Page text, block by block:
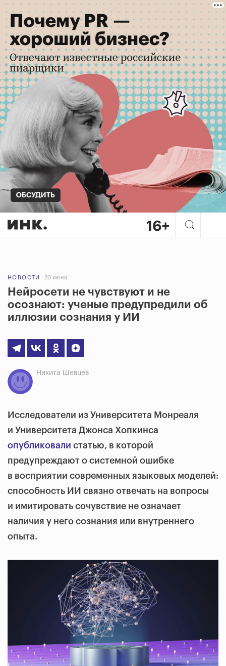
НОВОСТИ 20 июня
Нейросети не чувствуют и не
осознают: ученые предупредили об
иллюзии сознания у ИИ
Никита Шевцев
Исследователи из Университета Монреаля
и Университета Джонса Хопкинса
опубликовали статью, в которой
предупреждают о системной ошибке
в восприятии современных языковых моделей:
способность ИИ связно отвечать на вопросы
и имитировать сочувствие не означает
наличия у него сознания или внутреннего
опыта.